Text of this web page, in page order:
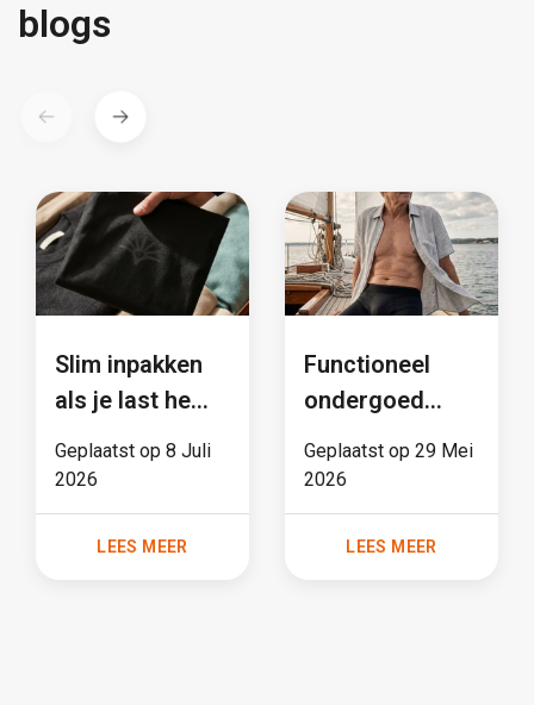
blogs
Slim inpakken
als je last hebt
van
urineverlies:
wat hoort er in
je tas?
Geplaatst op 8 Juli
2026
LEES MEER
Functioneel
ondergoed
voor mannen:
meer dan een
trend
Geplaatst op 29 Mei
2026
LEES MEER